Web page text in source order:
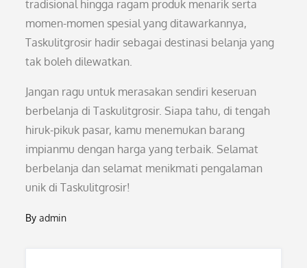
tradisional hingga ragam produk menarik serta
momen-momen spesial yang ditawarkannya,
Taskulitgrosir hadir sebagai destinasi belanja yang
tak boleh dilewatkan.
Jangan ragu untuk merasakan sendiri keseruan
berbelanja di Taskulitgrosir. Siapa tahu, di tengah
hiruk-pikuk pasar, kamu menemukan barang
impianmu dengan harga yang terbaik. Selamat
berbelanja dan selamat menikmati pengalaman
unik di Taskulitgrosir!
Byadmin